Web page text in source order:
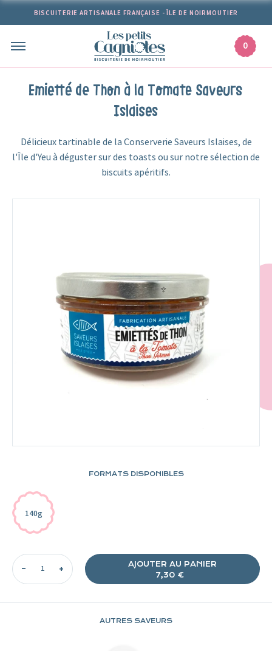
Passer
au
BISCUITERIE ARTISANALE FRANÇAISE - ÎLE DE NOIRMOUTIER
0
Emietté de Thon à la Tomate Saveurs
Islaises
Délicieux tartinable de la Conserverie Saveurs Islaises, de
l'Île d'Yeu à déguster sur des toasts ou sur notre sélection de
biscuits apéritifs.
FORMATS DISPONIBLES
140g
AJOUTER AU PANIER
7,30 €
AUTRES SAVEURS